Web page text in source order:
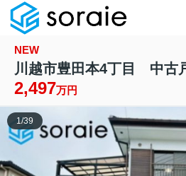
NEW
川越市豊田本4丁目 中古
2,497万円
1/39